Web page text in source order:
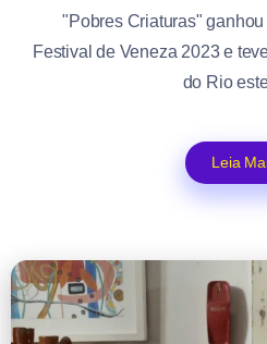
"Pobres Criaturas"
Festival de Veneza 2023 e
do Rio
Leia